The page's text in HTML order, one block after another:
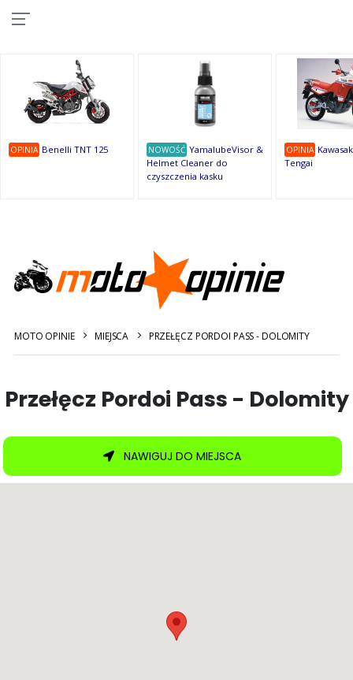
OSTATNIE
OPINIA Benelli TNT 125 NOWOŚĆ YamalubeVisor &
Helmet Cleaner do
czyszczenia kasku
OPINIA
Tengai
MOTO OPINIE MIEJSCA PRZEŁĘCZ PORDOI PASS - DOLOMITY
Przełęcz Pordoi Pass - Dolomity
NAWIGUJ DO MIEJSCA